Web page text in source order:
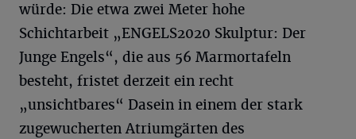
würde: Die etwa zwei Meter hohe
Schichtarbeit „ENGELS2020 Skulptur: Der
Junge Engels“, die aus 56 Marmortafeln
besteht, fristet derzeit ein recht
„unsichtbares“ Dasein in einem der stark
zugewucherten Atriumgärten des